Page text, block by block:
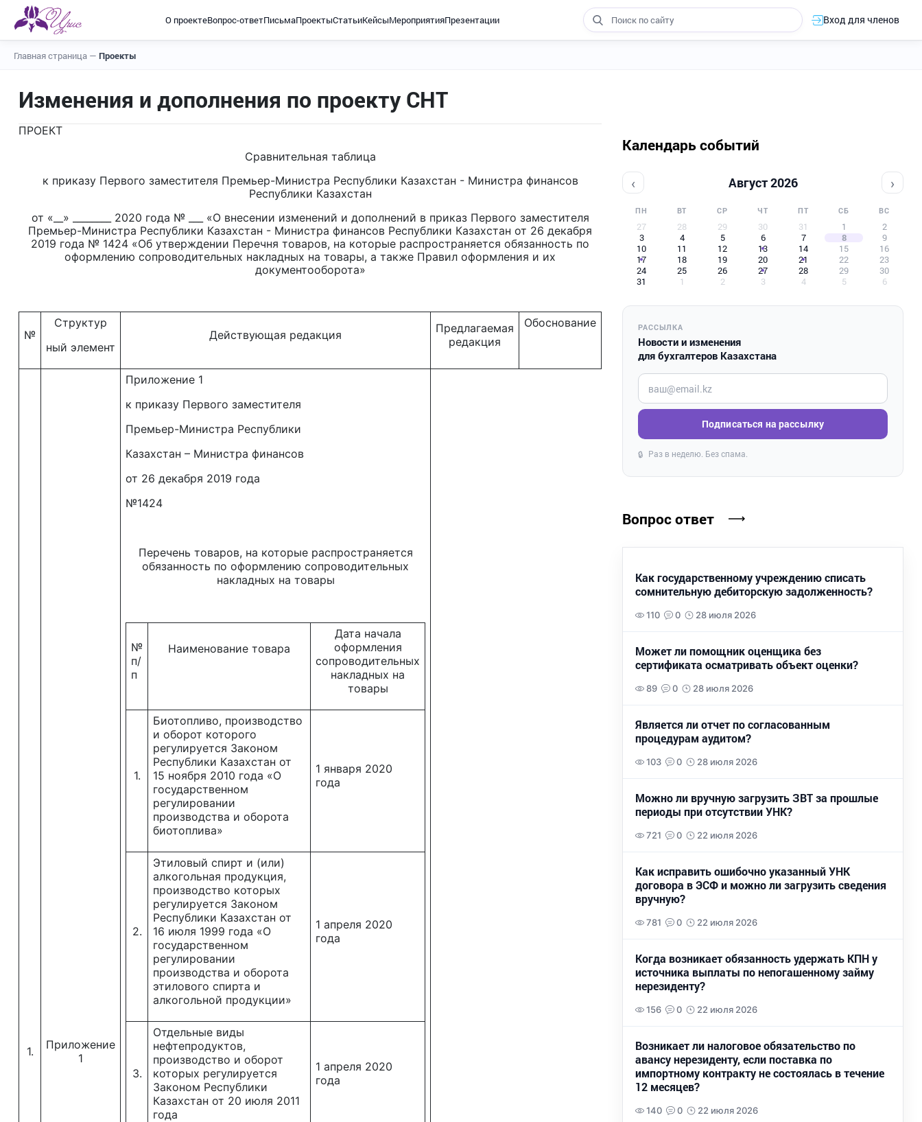
О проектеВопрос-ответПисьмаПроектыСтатьиКейсыМероприятияПрезентации Вход для членов
Главная страница — Проекты
Изменения и дополнения по проекту СНТ
ПРОЕКТ
Сравнительная таблица
к приказу Первого заместителя Премьер-Министра Республики Казахстан - Министра финансов
Республики Казахстан
от «__» ________ 2020 года № ___ «О внесении изменений и дополнений в приказ Первого заместителя
Премьер-Министра Республики Казахстан - Министра финансов Республики Казахстан от 26 декабря
2019 года № 1424 «Об утверждении Перечня товаров, на которые распространяется обязанность по
оформлению сопроводительных накладных на товары, а также Правил оформления и их
документооборота»
№
Структур
ный элемент
Действующая редакция
Предлагаемая
редакция
Обоснование
1.
Приложение
1
Приложение 1
к приказу Первого заместителя
Премьер-Министра Республики
Казахстан – Министра финансов
от 26 декабря 2019 года
№1424
Перечень товаров, на которые распространяется
обязанность по оформлению сопроводительных
накладных на товары
№
п/
п
Наименование товара
Дата начала
оформления
сопроводительных
накладных на
товары
1.
Биотопливо, производство
и оборот которого
регулируется Законом
Республики Казахстан от
15 ноября 2010 года «О
государственном
регулировании
производства и оборота
биотоплива»
1 января 2020
года
2.
Этиловый спирт и (или)
алкогольная продукция,
производство которых
регулируется Законом
Республики Казахстан от
16 июля 1999 года «О
государственном
регулировании
производства и оборота
этилового спирта и
алкогольной продукции»
1 апреля 2020
года
3.
Отдельные виды
нефтепродуктов,
производство и оборот
которых регулируется
Законом Республики
Казахстан от 20 июля 2011
года
1 апреля 2020
года
Календарь событий
‹ Август 2026 ›
ПН ВТ СР ЧТ ПТ СБ ВС
27 28 29 30 31 1
2
3
4 5 6 7 8
9
10
11 12 13 14 15
16
17
18 19 20 21 22
23
24
25 26 27 28 29
30
31
1 2 3 4 5 6
РАССЫЛКА
Новости и изменения
для бухгалтеров Казахстана
Введите ваш e-mail
Подписаться на рассылку
🔒 Раз в неделю. Без спама.
Вопрос ответ
Как государственному учреждению списать
сомнительную дебиторскую задолженность?
110 0 28 июля 2026
Может ли помощник оценщика без
сертификата осматривать объект оценки?
89 0 28 июля 2026
Является ли отчет по согласованным
процедурам аудитом?
103 0 28 июля 2026
Можно ли вручную загрузить ЗВТ за прошлые
периоды при отсутствии УНК?
721 0 22 июля 2026
Как исправить ошибочно указанный УНК
договора в ЭСФ и можно ли загрузить сведения
вручную?
781 0 22 июля 2026
Когда возникает обязанность удержать КПН у
источника выплаты по непогашенному займу
нерезиденту?
156 0 22 июля 2026
Возникает ли налоговое обязательство по
авансу нерезиденту, если поставка по
импортному контракту не состоялась в течение
12 месяцев?
140 0 22 июля 2026